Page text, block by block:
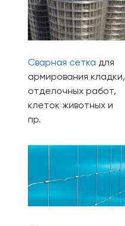
Сварная сетка для
армирования кладки,
отделочных работ,
клеток животных и
пр.